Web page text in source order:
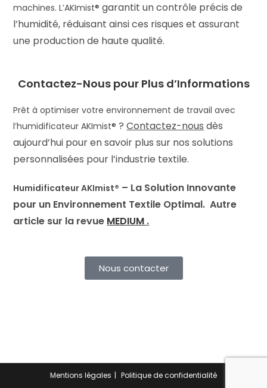
machines. L’AKImist® garantit un contrôle précis de
l’humidité, réduisant ainsi ces risques et assurant
une production de haute qualité.
Contactez-Nous pour Plus d’Informations
Prêt à optimiser votre environnement de travail avec
l’humidificateurAKImist® ?Contactez-nous dès
aujourd’hui pour en savoir plus sur nos solutions
personnalisées pour l’industrie textile.
HumidificateurAKImist® – La Solution Innovante
pour un Environnement Textile Optimal. Autre
article sur la revue MEDIUM .
Nous contacter
Mentions légales Politique de confidentialité